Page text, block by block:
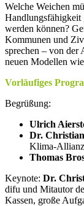
Welche Weichen
Handlungsfähigkeit
werden können?
Kommunen und
sprechen – von der
neuen Modellen
Vorläufiges
Begrüßung:
Ulrich
Dr.
Klima-
Thomas
Keynote: Dr.
difu und Mitautor
Kassen, große